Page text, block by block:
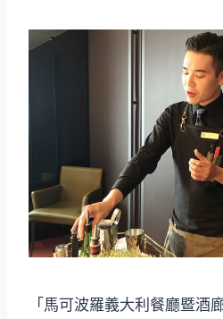
「馬可波羅義大利餐廳暨酒